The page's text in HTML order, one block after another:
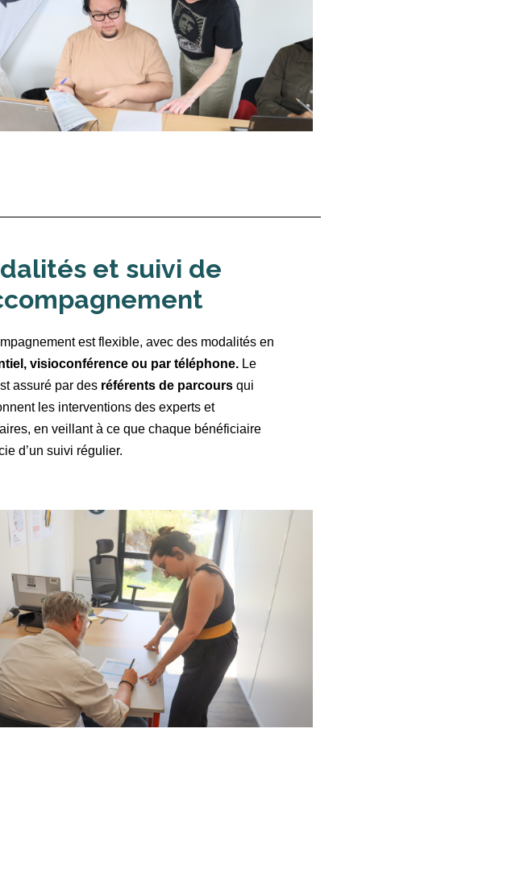
et suivi de
est flexible, avec des modalités en
visioconférence ou par téléphone.Le
assuré par desréférents de parcoursqui
les interventions des experts et
en veillant à ce que chaque bénéficiaire
d’un suivi régulier.